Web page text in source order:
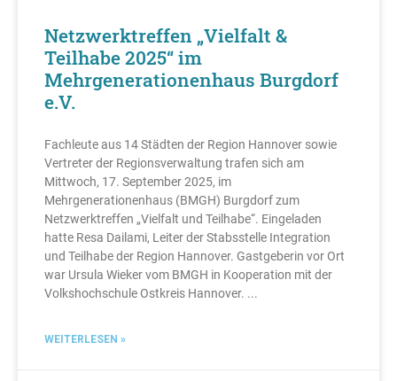
Netzwerktreffen „Vielfalt &
Teilhabe 2025“ im
Mehrgenerationenhaus Burgdorf
e.V.
Fachleute aus 14 Städten der Region Hannover sowie
Vertreter der Regionsverwaltung trafen sich am
Mittwoch, 17. September 2025, im
Mehrgenerationenhaus (BMGH) Burgdorf zum
Netzwerktreffen „Vielfalt und Teilhabe“. Eingeladen
hatte Resa Dailami, Leiter der Stabsstelle Integration
und Teilhabe der Region Hannover. Gastgeberin vor Ort
war Ursula Wieker vom BMGH in Kooperation mit der
Volkshochschule Ostkreis Hannover.
WEITERLESEN »